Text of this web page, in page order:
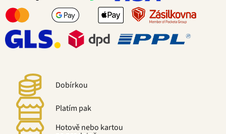
Dobírkou
Platím pak
Hotově nebo kartou